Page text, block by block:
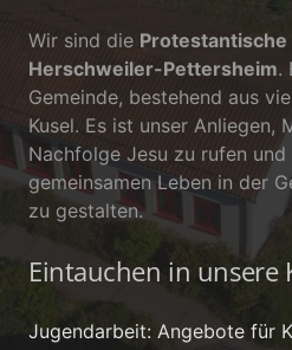
Wir sind die
Herschweiler-Pettersheim.
Gemeinde, bestehend aus
Kusel. Es ist unser Anliegen,
Nachfolge Jesu zu rufen und
gemeinsamen Leben in der
zu gestalten.
Eintauchen in unsere
Jugendarbeit: Angebote für